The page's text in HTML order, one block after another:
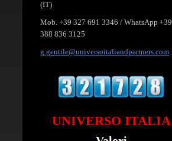
(IT)
Mob. +39 327 691 3346 / WhatsApp +39
388 836 3125
g.gentile@universoitaliandpartners.com
UNIVERSO ITALIA